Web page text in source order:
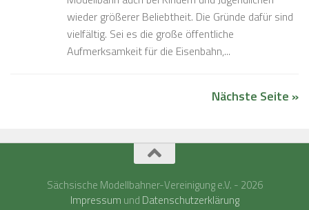
wieder größerer Beliebtheit. Die Gründe dafür sind
vielfältig. Sei es die große öffentliche
Aufmerksamkeit für die Eisenbahn,...
Nächste Seite »
Sächsische Modellbahner-Vereinigung e.V. - 2026
Impressum und Datenschutzerklärung